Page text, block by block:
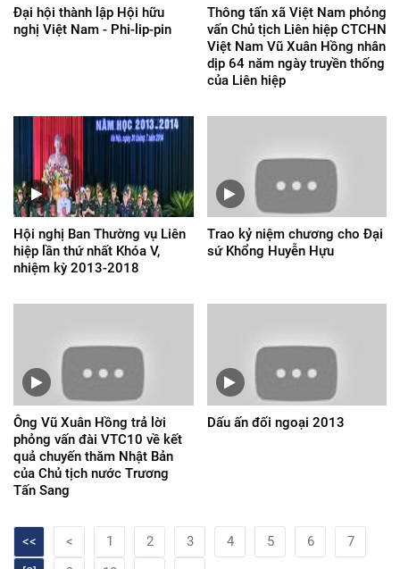
Đại hội thành lập Hội hữu
nghị Việt Nam - Phi-lip-pin
Thông tấn xã Việt Nam phỏng
vấn Chủ tịch Liên hiệp CTCHN
Việt Nam Vũ Xuân Hồng nhân
dịp 64 năm ngày truyền thống
của Liên hiệp
Hội nghị Ban Thường vụ Liên
hiệp lần thứ nhất Khóa V,
nhiệm kỳ 2013-2018
Trao kỷ niệm chương cho Đại
sứ Khổng Huyễn Hựu
Ông Vũ Xuân Hồng trả lời
phỏng vấn đài VTC10 về kết
quả chuyến thăm Nhật Bản
của Chủ tịch nước Trương
Tấn Sang
Dấu ấn đối ngoại 2013
<< < 1 2 3 4 5 6
7